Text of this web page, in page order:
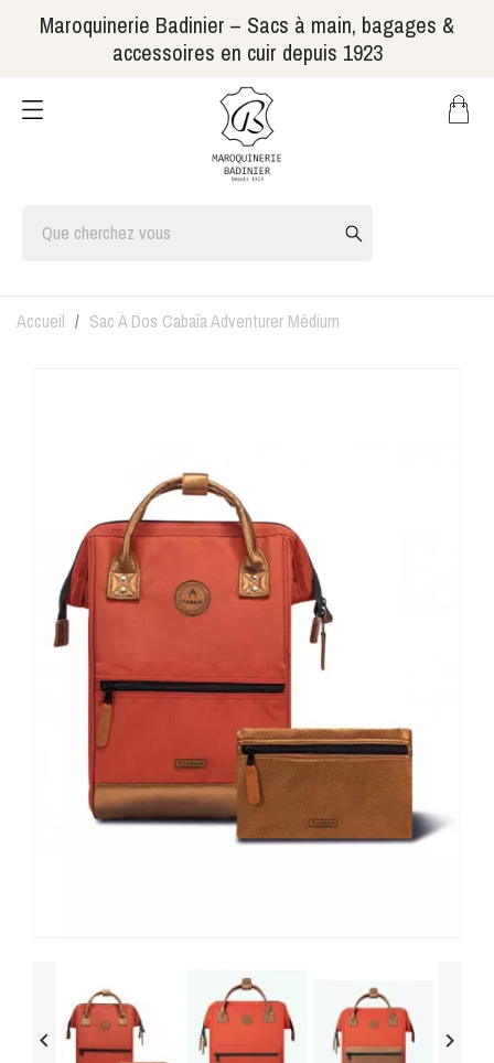
Maroquinerie Badinier – Sacs à main, bagages &
accessoires en cuir depuis 1923
Accueil Sac À Dos Cabaïa Adventurer Médium
 